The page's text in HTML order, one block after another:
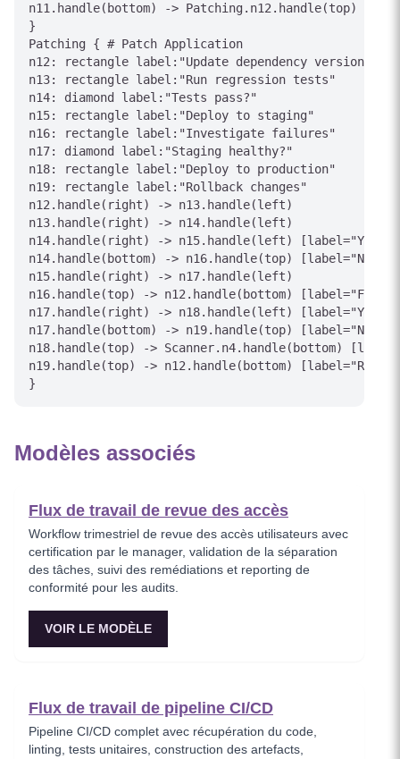
n11.handle(bottom) -> Patching.n12.handle(top)
}
Patching { # Patch Application
n12: rectangle label:"Update dependency version"
n13: rectangle label:"Run regression tests"
n14: diamond label:"Tests pass?"
n15: rectangle label:"Deploy to staging"
n16: rectangle label:"Investigate failures"
n17: diamond label:"Staging healthy?"
n18: rectangle label:"Deploy to production"
n19: rectangle label:"Rollback changes"
n12.handle(right) -> n13.handle(left)
n13.handle(right) -> n14.handle(left)
n14.handle(right) -> n15.handle(left) [label="Yes"]
n14.handle(bottom) -> n16.handle(top) [label="No"]
n15.handle(right) -> n17.handle(left)
n16.handle(top) -> n12.handle(bottom) [label="Fix"]
n17.handle(right) -> n18.handle(left) [label="Yes"]
n17.handle(bottom) -> n19.handle(top) [label="No"]
n18.handle(top) -> Scanner.n4.handle(bottom)
n19.handle(top) -> n12.handle(bottom)
Modèles associés
Flux de travail de revue des accès
Workflow trimestriel de revue des accès utilisateurs avec
certification par le manager, validation de la séparation
des tâches, suivi des remédiations et reporting de
conformité pour les audits.
VOIR LE MODÈLE
Flux de travail de pipeline CI/CD
Pipeline CI/CD complet avec récupération du code,
linting, tests unitaires, construction des artefacts,